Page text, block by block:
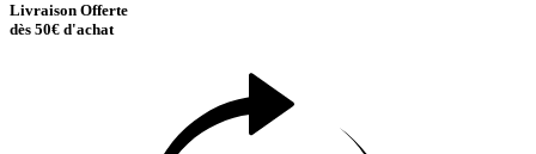
Livraison Offerte
dès 50€ d'achat